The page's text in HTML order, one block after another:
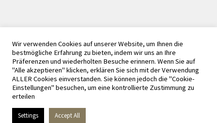
© Flourou Luxury Interior Design & Art 2026
Datenschutz
Erstellt mit WooCommerce.
Wir verwenden Cookies auf unserer Website, um Ihnen die
bestmögliche Erfahrung zu bieten, indem wir uns an Ihre
Präferenzen und wiederholten Besuche erinnern. Wenn Sie auf
"Alle akzeptieren" klicken, erklären Sie sich mit der Verwendung
ALLER Cookies einverstanden. Sie können jedoch die "Cookie-
Einstellungen" besuchen, um eine kontrollierte Zustimmung zu
erteilen
Settings Accept All